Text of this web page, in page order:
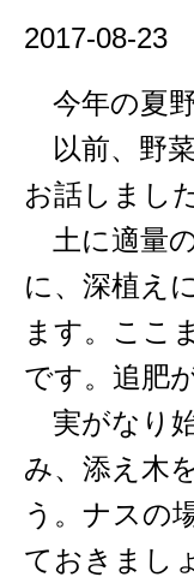
2017-08-23
今年の夏
以前、野
お話しました
土に適量
に、深植え
ます。ここ
です。追肥
実がなり
み、添え木
う。ナスの
ておきまし